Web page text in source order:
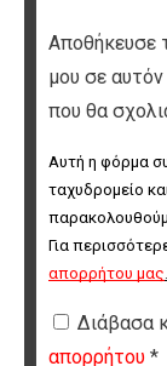
Αποθήκευσε
μου σε
που θα
Αυτή η φόρμα
ταχυδρομείο
Για
απορρήτου μας
Διάβασα
απορρήτου *